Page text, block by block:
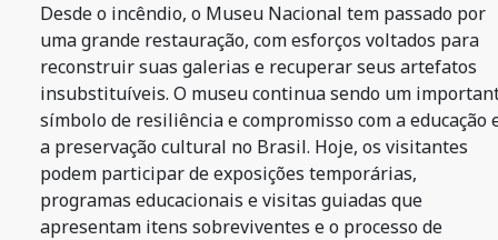
Desde o incêndio, o Museu Nacional tem passado por
uma grande restauração, com esforços voltados para
reconstruir suas galerias e recuperar seus artefatos
insubstituíveis. O museu continua sendo um
símbolo de resiliência e compromisso com a educação
a preservação cultural no Brasil. Hoje, os visitantes
podem participar de exposições temporárias,
programas educacionais e visitas guiadas que
apresentam itens sobreviventes e o processo de